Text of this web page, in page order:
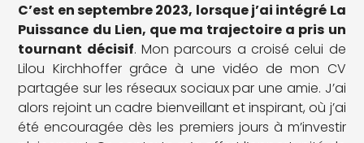
C’est en septembre 2023, lorsque j’ai intégré La
Puissance du Lien, que ma trajectoire a pris un
tournant décisif. Mon parcours a croisé celui de
Lilou Kirchhoffer grâce à une vidéo de mon CV
partagée sur les réseaux sociaux par une amie. J’ai
alors rejoint un cadre bienveillant et inspirant, où j’ai
été encouragée dès les premiers jours à m’investir